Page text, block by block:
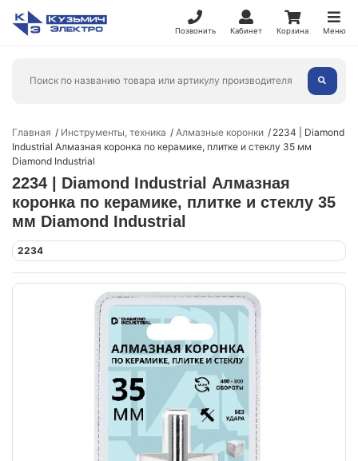
Позвонить Кабинет Корзина Меню
Главная Инструменты, техника Алмазные коронки
2234 | Diamond
Industrial Алмазная коронка по керамике, плитке и стеклу 35 мм
Diamond Industrial
2234 | Diamond Industrial Алмазная
коронка по керамике, плитке и стеклу 35
мм Diamond Industrial
2234